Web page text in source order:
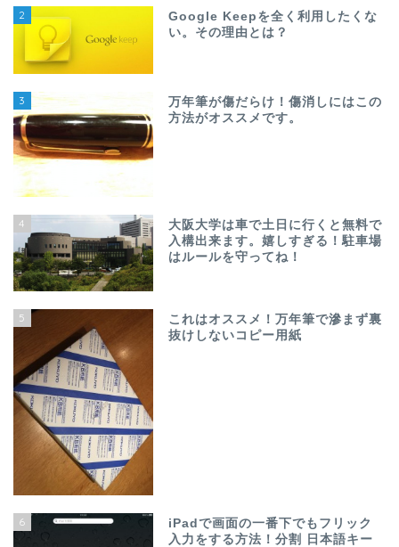
2
Google Keepを全く利用したくな
い。その理由とは？
3
万年筆が傷だらけ！傷消しにはこの
方法がオススメです。
4
大阪大学は車で土日に行くと無料で
入構出来ます。嬉しすぎる！駐車場
はルールを守ってね！
5
これはオススメ！万年筆で滲まず裏
抜けしないコピー用紙
6
iPadで画面の一番下でもフリック
入力をする方法！分割 日本語キー